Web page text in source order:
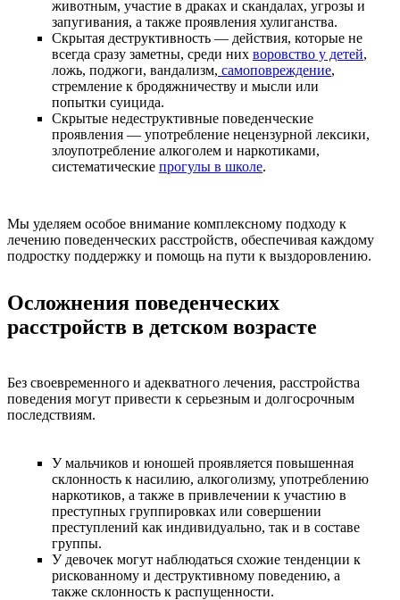
животным, участие в драках и скандалах, угрозы и
запугивания, а также проявления хулиганства.
Скрытая деструктивность — действия, которые не
всегда сразу заметны, среди них воровство у детей,
ложь, поджоги, вандализм, самоповреждение,
стремление к бродяжничеству и мысли или
попытки суицида.
Скрытые недеструктивные поведенческие
проявления — употребление нецензурной лексики,
злоупотребление алкоголем и наркотиками,
систематические прогулы в школе.
Мы уделяем особое внимание комплексному подходу к
лечению поведенческих расстройств, обеспечивая каждому
подростку поддержку и помощь на пути к выздоровлению.
Осложнения поведенческих
расстройств в детском возрасте
Без своевременного и адекватного лечения, расстройства
поведения могут привести к серьезным и долгосрочным
последствиям.
У мальчиков и юношей проявляется повышенная
склонность к насилию, алкоголизму, употреблению
наркотиков, а также в привлечении к участию в
преступных группировках или совершении
преступлений как индивидуально, так и в составе
группы.
У девочек могут наблюдаться схожие тенденции к
рискованному и деструктивному поведению, а
также склонность к распущенности.